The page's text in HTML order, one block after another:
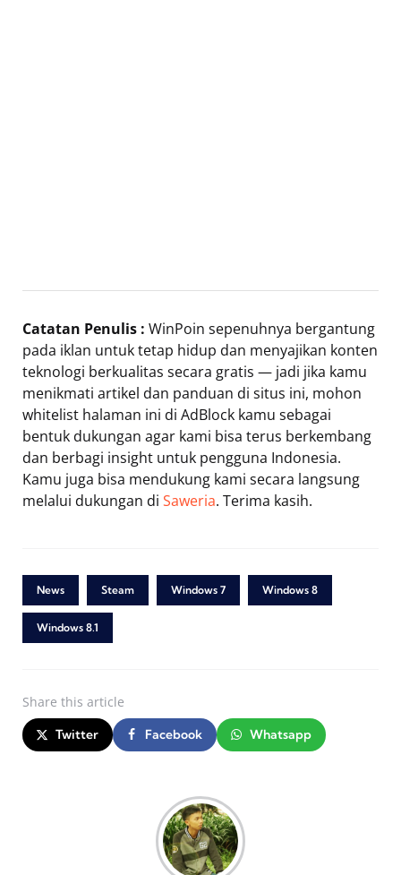
Catatan Penulis : WinPoin sepenuhnya bergantung
pada iklan untuk tetap hidup dan menyajikan konten
teknologi berkualitas secara gratis — jadi jika kamu
menikmati artikel dan panduan di situs ini, mohon
whitelist halaman ini di AdBlock kamu sebagai
bentuk dukungan agar kami bisa terus berkembang
dan berbagi insight untuk pengguna Indonesia.
Kamu juga bisa mendukung kami secara langsung
melalui dukungan di Saweria. Terima kasih.
News Steam Windows 7 Windows 8
Windows 8.1
Share this article
Twitter Facebook Whatsapp